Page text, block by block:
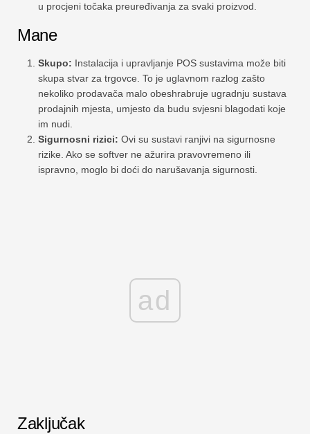
u procjeni točaka preuređivanja za svaki proizvod.
Mane
Skupo: Instalacija i upravljanje POS sustavima može biti
skupa stvar za trgovce. To je uglavnom razlog zašto
nekoliko prodavača malo obeshrabruje ugradnju sustava
prodajnih mjesta, umjesto da budu svjesni blagodati koje
im nudi.
Sigurnosni rizici: Ovi su sustavi ranjivi na sigurnosne
rizike. Ako se softver ne ažurira pravovremeno ili
ispravno, moglo bi doći do narušavanja sigurnosti.
ad
Zaključak